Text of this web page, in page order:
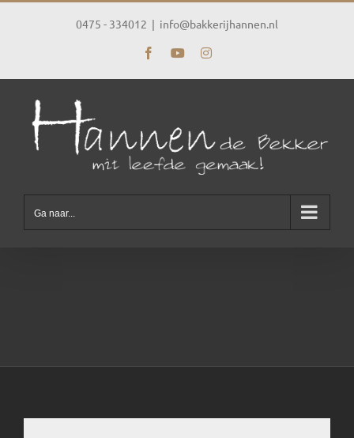
Ga
0475 - 334012 | info@bakkerijhannen.nl
FacebookYouTubeInstagram
Ga naar...